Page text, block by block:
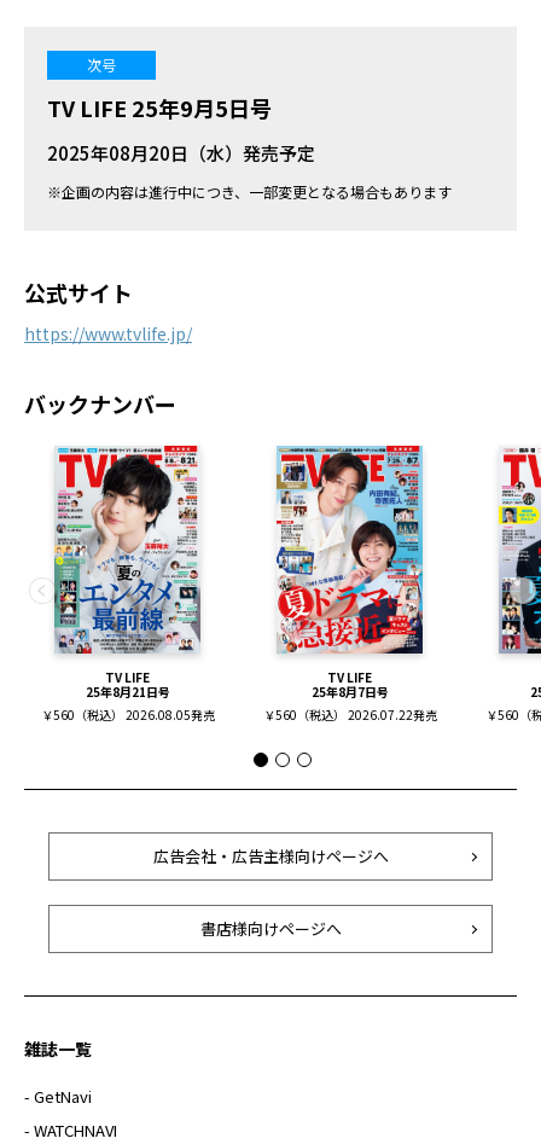
次号
TV LIFE 25年9月5日号
2025年08月20日（水）発売予定
※企画の内容は進行中につき、一部変更となる場合もあります
公式サイト
https://www.tvlife.jp/
バックナンバー
TV LIFE
25年8月21日号
￥560（税込） 2026.08.05発売
TV LIFE
25年8月7日号
￥560（税込） 2026.07.22発売
￥560（
広告会社・広告主様向けページへ
書店様向けページへ
雑誌一覧
- GetNavi
- WATCHNAVI